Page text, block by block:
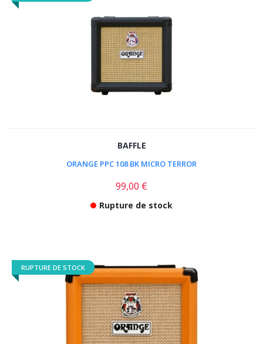
BAFFLE
ORANGE PPC 108 BK MICRO TERROR
99,00 €
Rupture de stock
RUPTURE DE STOCK